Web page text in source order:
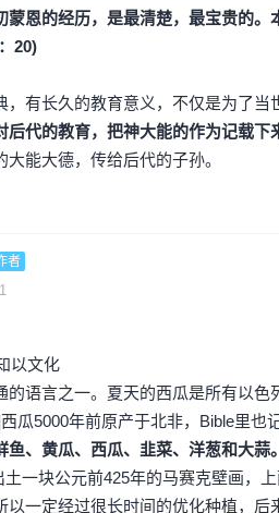
蒙恩的经历，是最清楚，最宝贵的
20)
，有长久的教育意义，不仅是为了当
后代的教育，把神大能的作为记载
能大德，传给后代的子孙。
者
以文化
的语言之一。夏天的西瓜是所有以
瓜5000年前原产于北非，Bible里也
、黄瓜、西瓜、韭菜、洋葱和大蒜。
一块公元前425年的马赛克壁画，
以一定经过很长时间的优化种植，后